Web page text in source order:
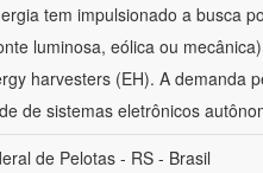
tem impulsionado a busca
luminosa, eólica ou
harvesters (EH). A demanda
de sistemas eletrônicos
de Pelotas - RS - Brasil